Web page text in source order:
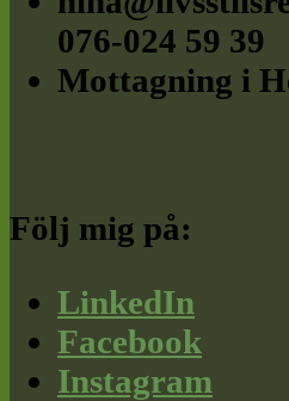
076-024 59 39
Mottagning i
Följ mig på:
LinkedIn
Facebook
Instagram